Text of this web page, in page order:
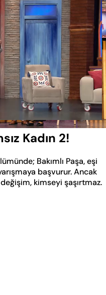
Oynatma
Hızı
Kadın 2!
Bakımlı Paşa, eşi
başvurur. Ancak
kimseyi şaşırtmaz.